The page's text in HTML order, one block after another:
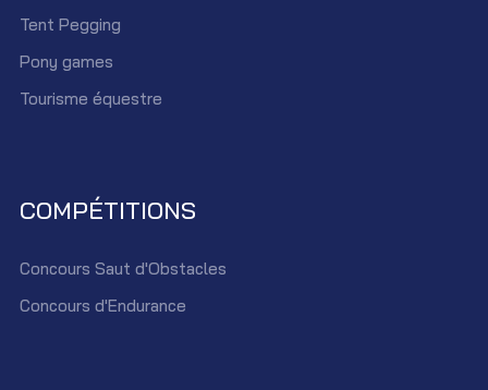
Tent Pegging
Pony games
Tourisme équestre
COMPÉTITIONS
Concours Saut d'Obstacles
Concours d'Endurance